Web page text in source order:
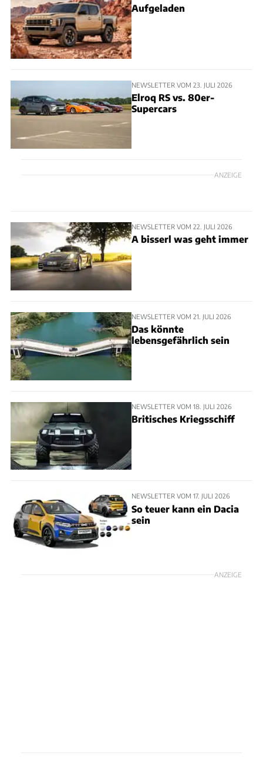
Aufgeladen
NEWSLETTER VOM 23. JULI 2026
Elroq RS vs. 80er-
Supercars
ANZEIGE
NEWSLETTER VOM 22. JULI 2026
A bisserl was geht immer
NEWSLETTER VOM 21. JULI 2026
Das könnte
lebensgefährlich sein
NEWSLETTER VOM 18. JULI 2026
Britisches Kriegsschiff
NEWSLETTER VOM 17. JULI 2026
So teuer kann ein Dacia
sein
ANZEIGE